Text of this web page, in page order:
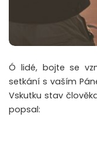
Ó lidé, bojte se
setkání s vaším
Vskutku stav
popsal: